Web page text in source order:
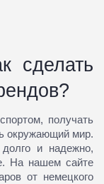
сделать
получать
окружающий мир.
и надежно,
На нашем сайте
от немецкого